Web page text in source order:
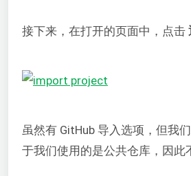
接下来，在打开的页面中，点击
虽然有 GitHub 导入选项，但我
于我们使用的是公共仓库，因此